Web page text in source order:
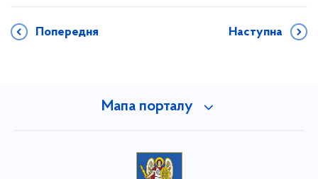
Попередня Наступна
Мапа порталу